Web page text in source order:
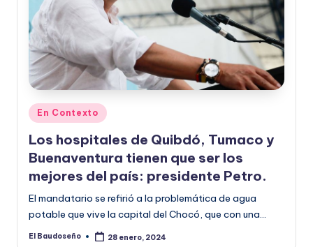
Publicado
en
En Contexto
Los hospitales de Quibdó, Tumaco y
Buenaventura tienen que ser los
mejores del país: presidente Petro.
El mandatario se refirió a la problemática de agua
potable que vive la capital del Chocó, que con una…
Publicado
El Baudoseño 28 enero, 2024